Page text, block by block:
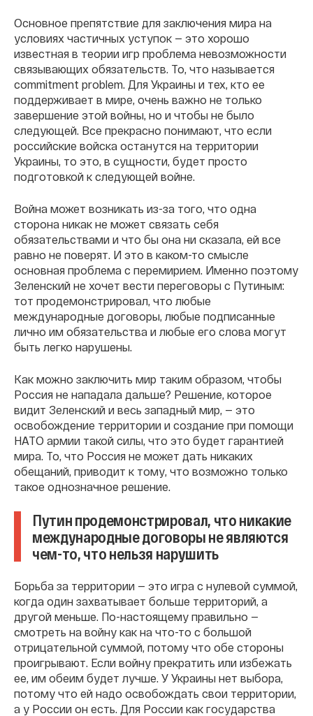
Основное препятствие для заключения мира на
условиях частичных уступок — это хорошо
известная в теории игр проблема невозможности
связывающих обязательств. То, что называется
commitment problem. Для Украины и тех, кто ее
поддерживает в мире, очень важно не только
завершение этой войны, но и чтобы не было
следующей. Все прекрасно понимают, что если
российские войска останутся на территории
Украины, то это, в сущности, будет просто
подготовкой к следующей войне.
Война может возникать из-за того, что одна
сторона никак не может связать себя
обязательствами и что бы она ни сказала, ей все
равно не поверят. И это в каком-то смысле
основная проблема с перемирием. Именно поэтому
Зеленский не хочет вести переговоры с Путиным:
тот продемонстрировал, что любые
международные договоры, любые подписанные
лично им обязательства и любые его слова могут
быть легко нарушены.
Как можно заключить мир таким образом, чтобы
Россия не нападала дальше? Решение, которое
видит Зеленский и весь западный мир, — это
освобождение территории и создание при помощи
НАТО армии такой силы, что это будет гарантией
мира. То, что Россия не может дать никаких
обещаний, приводит к тому, что возможно только
такое однозначное решение.
Путин продемонстрировал, что никакие
международные договоры не являются
чем-то, что нельзя нарушить
Борьба за территории — это игра с нулевой суммой,
когда один захватывает больше территорий, а
другой меньше. По-настоящему правильно —
смотреть на войну как на что-то с большой
отрицательной суммой, потому что обе стороны
проигрывают. Если войну прекратить или избежать
ее, им обеим будет лучше. У Украины нет выбора,
потому что ей надо освобождать свои территории,
а у России он есть. Для России как государства